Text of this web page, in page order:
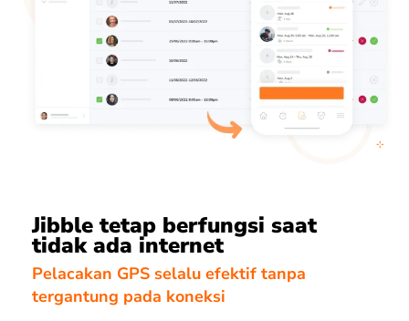
Jibble tetap berfungsi saat
tidak ada internet
Pelacakan GPS selalu efektif tanpa
tergantung pada koneksi